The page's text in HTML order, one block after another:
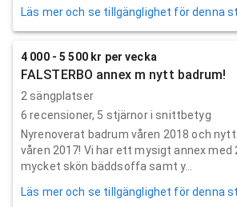
Läs mer och se tillgänglighet för denna
4 000 - 5 500 kr per vecka
FALSTERBO annex m nytt badrum!
2 sängplatser
6 recensioner, 5 stjärnor i snittbetyg
Nyrenoverat badrum våren 2018 och
våren 2017! Vi har ett mysigt annex med
mycket skön bäddsoffa samt y...
Läs mer och se tillgänglighet för denna